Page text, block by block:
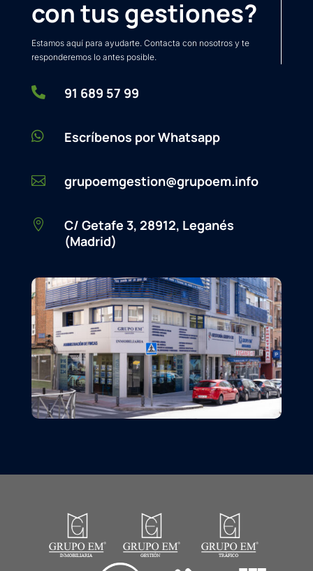
con tus gestiones?
Estamos aquí para ayudarte. Contacta con nosotros y te
responderemos lo antes posible.
 91 689 57 99
 Escríbenos por Whatsapp
 grupoemgestion@grupoem.info

C/ Getafe 3, 28912, Leganés
(Madrid)